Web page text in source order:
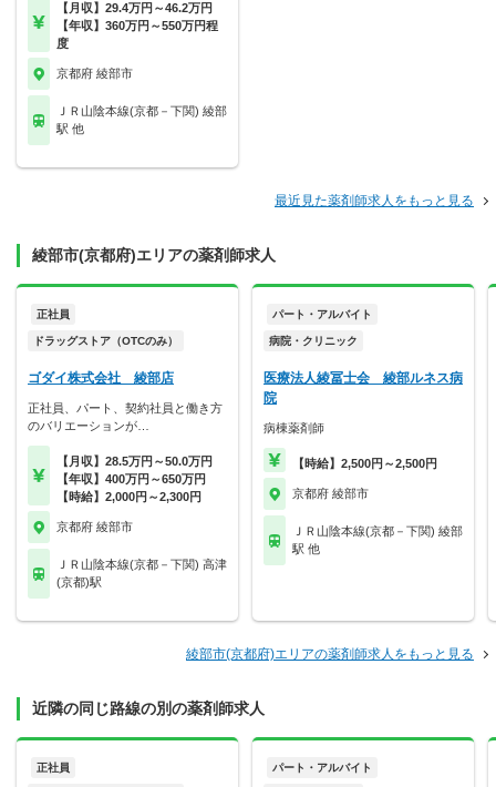
【月収】29.4万円～46.2万円
【年収】360万円～550万円程
度
京都府 綾部市
ＪＲ山陰本線(京都－下関) 綾部
駅 他
最近見た薬剤師求人をもっと見る
綾部市(京都府)エリアの薬剤師求人
正社員
ドラッグストア（OTCのみ）
ゴダイ株式会社 綾部店
正社員、パート、契約社員と働き方
のバリエーションが…
【月収】28.5万円～50.0万円
【年収】400万円～650万円
【時給】2,000円～2,300円
京都府 綾部市
ＪＲ山陰本線(京都－下関) 高津
(京都)駅
パート・アルバイト
病院・クリニック
医療法人綾冨士会 綾部ルネス病
院
病棟薬剤師
【時給】2,500円～2,500円
京都府 綾部市
ＪＲ山陰本線(京都－下関) 綾部
駅 他
綾部市(京都府)エリアの薬剤師求人をもっと見る
近隣の同じ路線の別の薬剤師求人
正社員 パート・アルバイト